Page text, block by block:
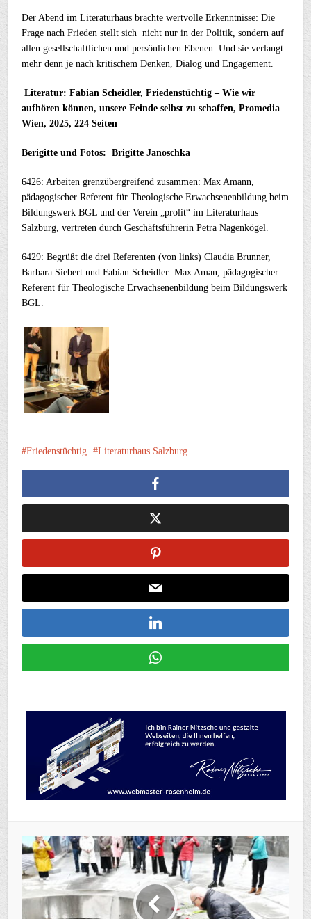
Der Abend im Literaturhaus brachte wertvolle Erkenntnisse: Die
Frage nach Frieden stellt sich nicht nur in der Politik, sondern auf
allen gesellschaftlichen und persönlichen Ebenen. Und sie verlangt
mehr denn je nach kritischem Denken, Dialog und Engagement.
Literatur: Fabian Scheidler, Friedenstüchtig – Wie wir
aufhören können, unsere Feinde selbst zu schaffen, Promedia
Wien, 2025, 224 Seiten
Berigitte und Fotos: Brigitte Janoschka
6426: Arbeiten grenzübergreifend zusammen: Max Amann,
pädagogischer Referent für Theologische Erwachsenenbildung beim
Bildungswerk BGL und der Verein „prolit“ im Literaturhaus
Salzburg, vertreten durch Geschäftsführerin Petra Nagenkögel.
6429: Begrüßt die drei Referenten (von links) Claudia Brunner,
Barbara Siebert und Fabian Scheidler: Max Aman, pädagogischer
Referent für Theologische Erwachsenenbildung beim Bildungswerk
BGL.
Friedenstüchtig Literaturhaus Salzburg